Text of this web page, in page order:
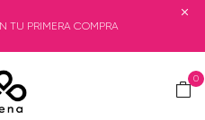
TU PRIMERA COMPRA
0